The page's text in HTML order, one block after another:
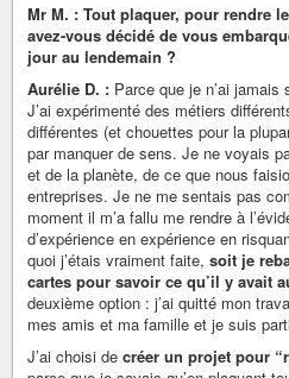
Mr M. : Tout plaquer, pour rendre
avez-vous décidé de vous
jour au lendemain ?
Aurélie D. : Parce que je n’ai
J’ai expérimenté des métiers
différentes (et chouettes pour la
par manquer de sens. Je ne voyais
et de la planète, de ce que nous
entreprises. Je ne me sentais pas
moment il m’a fallu me rendre à
d’expérience en expérience en
quoi j’étais vraiment faite, soit je
cartes pour savoir ce qu’il y avait
deuxième option : j’ai quitté mon
mes amis et ma famille et je suis
J’ai choisi de créer un projet pour